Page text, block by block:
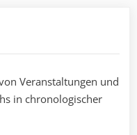
Veranstaltungen und
in chronologischer